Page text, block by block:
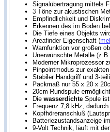
Signalübertragung mittels
3 Töne zur akustischen
Empfindlichkeit und
Erkennen des im Boden
Die Tiefe eines Objekts
Areafinder Eigenschaft (
Warnfunktion vor großen
Unerwünschte Metalle
Moderner Mikroprozessor
Pinpointmodus zur
Stabiler Handgriff und 3-
Packmaß nur 55 x 20 x
20cm Rundspule
Die wasserdichte Spule
Frequenz 7,8 kHz,
Kopfhöreranschluß
Batteriezustandsanzeige
9-Volt Technik, läuft mit